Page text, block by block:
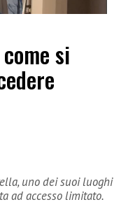
si
uno dei suoi luoghi
ad accesso limitato.